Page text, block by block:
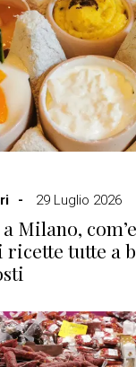
29 Luglio 2026
Milano,
tutte a